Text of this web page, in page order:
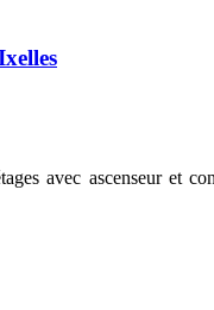
avec ascenseur et